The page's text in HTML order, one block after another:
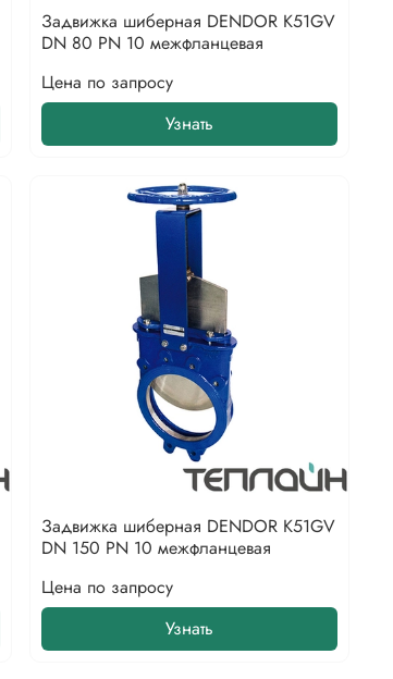
Задвижка шиберная DENDOR K51GV
DN 80 PN 10 межфланцевая
Цена по запросу
Узнать
Задвижка шиберная DENDOR K51GV
DN 150 PN 10 межфланцевая
Цена по запросу
Узнать